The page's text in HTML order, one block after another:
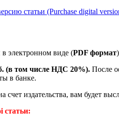
статьи (Purchase digital
электронном виде (PDF формат
(в том числе НДС 20%). После
в банке.
счет издательства, вам будет
статьи: